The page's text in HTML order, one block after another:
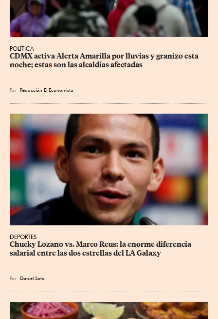
POLÍTICA
CDMX activa Alerta Amarilla por lluvias y granizo esta
noche; estas son las alcaldías afectadas
Por Redacción El Economista
DEPORTES
Chucky Lozano vs. Marco Reus: la enorme diferencia
salarial entre las dos estrellas del LA Galaxy
Por Daniel Soto